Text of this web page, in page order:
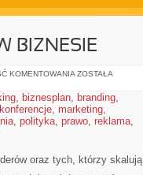
BIZNESIE
KOMENTOWANIA VIDEO,
WEBINARY
W
BIZNESIE
ZOSTAŁA
, biznesplan, branding,
konferencje, marketing,
, polityka, prawo, reklama,
oraz tych, którzy skalują